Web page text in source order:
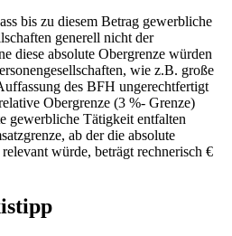
bis zu diesem Betrag gewerbliche
generell nicht der
diese absolute Obergrenze würden
wie z.B. große
des BFH ungerechtfertigt
Obergrenze (3 %- Grenze)
gewerbliche Tätigkeit entfalten
ab der die absolute
würde, beträgt rechnerisch €